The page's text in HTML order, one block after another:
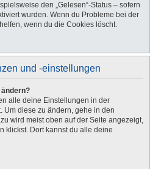
den „Gelesen“-Status – sofern
wurden. Wenn du Probleme bei der
wenn du die Cookies löscht.
und -einstellungen
alle deine Einstellungen in der
Um diese zu ändern, gehe in den
wird meist oben auf der Seite angezeigt,
klickst. Dort kannst du alle deine